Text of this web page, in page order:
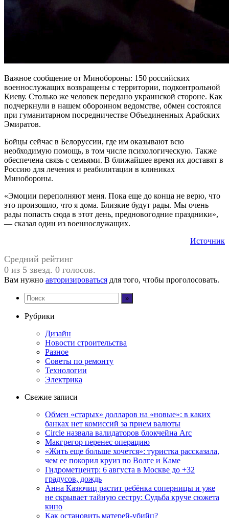
Важное сообщение от Минобороны: 150 российских
военнослужащих возвращены с территории, подконтрольной
Киеву. Столько же человек передано украинской стороне. Как
подчеркнули в нашем оборонном ведомстве, обмен состоялся
при гуманитарном посредничестве Объединенных Арабских
Эмиратов.
Бойцы сейчас в Белоруссии, где им оказывают всю
необходимую помощь, в том числе психологическую. Также
обеспечена связь с семьями. В ближайшее время их доставят в
Россию для лечения и реабилитации в клиниках
Минобороны.
«Эмоции переполняют меня. Пока еще до конца не верю, что
это произошло, что я дома. Близкие будут рады. Мы очень
рады попасть сюда в этот день, предновогодние праздники»,
— сказал один из военнослужащих.
Источник
Средний рейтинг
0 из 5 звезд. 0 голосов.
Вам нужно авторизироваться для того, чтобы проголосовать.
Рубрики
Дизайн
Новости строительства
Разное
Советы по ремонту
Технологии
Электрика
Свежие записи
Обмен «старых» долларов на «новые»: в каких
банках нет комиссий за прием валюты
Circle назвала валидаторов блокчейна Arc
Макгрегор перенес операцию
«Жить еще больше хочется»: туристка рассказала,
чем ее покорил круиз по Волге и Каме
Гидрометцентр: 6 августа в Москве до +32
градусов, дождь
Анна Казючиц растит ребёнка соперницы и уже
не скрывает тайную сестру: Судьба круче сюжета
кино
Как остановить матерей-убийц?